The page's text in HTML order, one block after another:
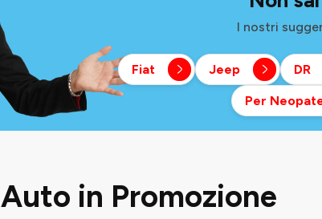
I nostri
Fiat Jeep DR
Per
Auto in Promozione